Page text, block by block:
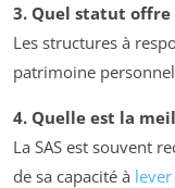
3. Quel statut
Les structures à
patrimoine
4. Quelle est la
La SAS est souvent
de sa capacité à